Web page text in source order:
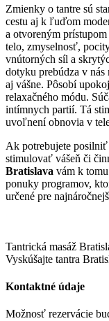
Zmienky o tantre sú
cestu aj k ľuďom
a otvoreným
telo, zmyselnosť,
vnútorných síl a
dotyku prebúdza v nás
aj vášne. Pôsobí
relaxačného módu.
intímnych partií. Tá
uvoľnení obnovia v
Ak potrebujete posilniť
stimulovať vášeň či
Bratislava vám k
ponuky programov,
určené pre
Tantrická masáž
Vyskúšajte tantra
Kontaktné údaje
Možnosť rezervácie